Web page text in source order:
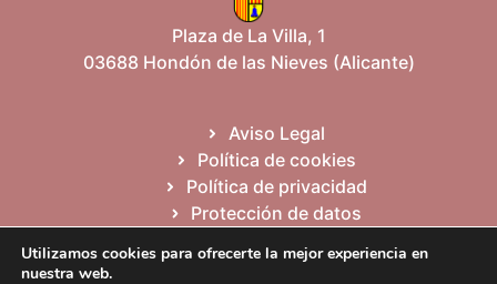
Plaza de La Villa, 1
03688 Hondón de las Nieves (Alicante)
Aviso Legal
Política de cookies
Política de privacidad
Protección de datos
Utilizamos cookies para ofrecerte la mejor experiencia en
nuestra web.